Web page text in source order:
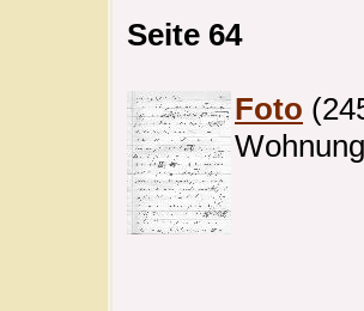
Seite 64
Foto